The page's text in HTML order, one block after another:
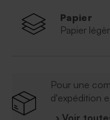
Papier
Papier
Pour une
d'expédition